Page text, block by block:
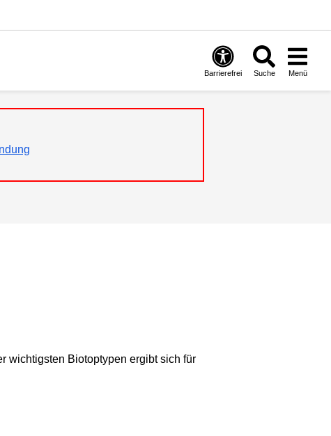
Barrierefrei Suche Menü
wichtigsten Biotoptypen ergibt sich für